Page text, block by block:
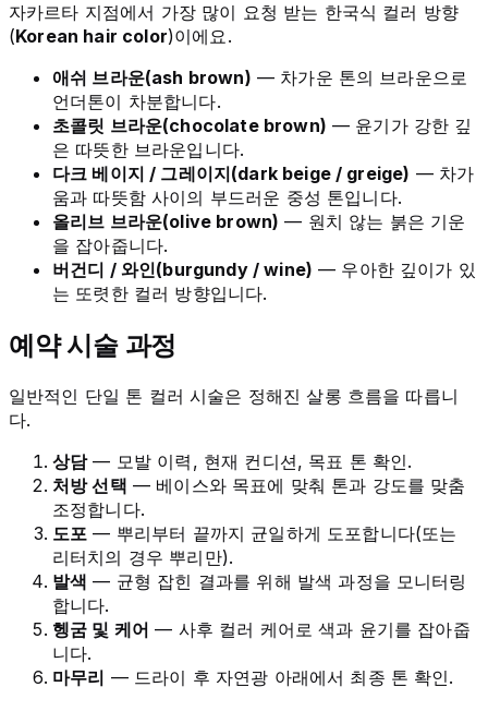
자카르타 지점에서 가장 많이 요청 받는 한국식 컬러 방향
(Korean hair color)이에요.
애쉬 브라운(ash brown) — 차가운 톤의 브라운으로
언더톤이 차분합니다.
초콜릿 브라운(chocolate brown) — 윤기가 강한 깊
은 따뜻한 브라운입니다.
다크 베이지 / 그레이지(dark beige / greige) — 차가
움과 따뜻함 사이의 부드러운 중성 톤입니다.
올리브 브라운(olive brown) — 원치 않는 붉은 기운
을 잡아줍니다.
버건디 / 와인(burgundy / wine) — 우아한 깊이가 있
는 또렷한 컬러 방향입니다.
예약 시술 과정
일반적인 단일 톤 컬러 시술은 정해진 살롱 흐름을 따릅니
다.
상담— 모발 이력, 현재 컨디션, 목표 톤 확인.
처방 선택 — 베이스와 목표에 맞춰 톤과 강도를 맞춤
조정합니다.
도포 — 뿌리부터 끝까지 균일하게 도포합니다(또는
리터치의 경우 뿌리만).
발색 — 균형 잡힌 결과를 위해 발색 과정을 모니터링
합니다.
헹굼 및 케어 — 사후 컬러 케어로 색과 윤기를 잡아줍
니다.
마무리 — 드라이 후 자연광 아래에서 최종 톤 확인.